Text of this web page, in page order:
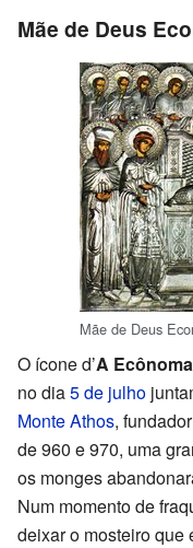
Mãe de Deus
Mãe de Deus
O ícone d’A Ecônoma
no dia5 de julho
Monte Athos,
de 960 e 970, uma
os monges
Num momento de
deixar o mosteiro que